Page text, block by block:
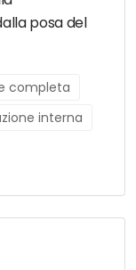
posa del
completa
interna